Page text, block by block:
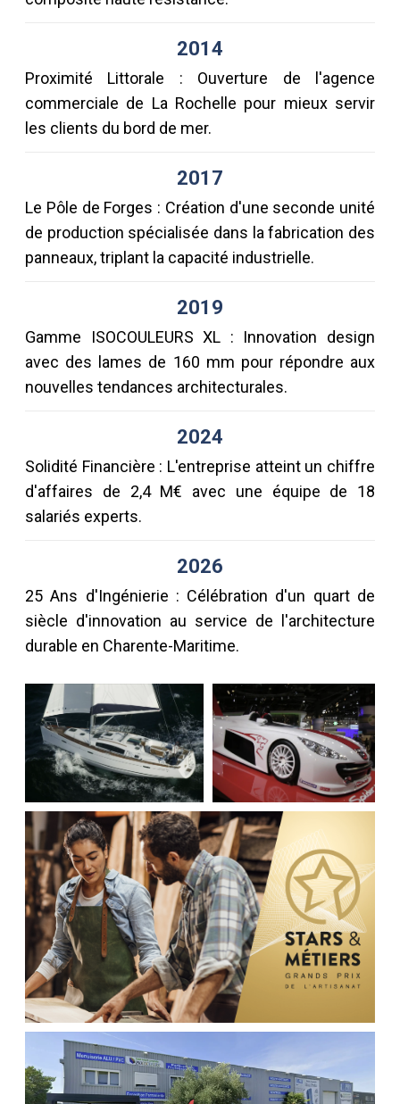
2014
Proximité Littorale : Ouverture de l'agence
commerciale de La Rochelle pour mieux servir
les clients du bord de mer.
2017
Le Pôle de Forges : Création d'une seconde unité
de production spécialisée dans la fabrication des
panneaux, triplant la capacité industrielle.
2019
Gamme ISOCOULEURS XL : Innovation design
avec des lames de 160 mm pour répondre aux
nouvelles tendances architecturales.
2024
Solidité Financière : L'entreprise atteint un chiffre
d'affaires de 2,4 M€ avec une équipe de 18
salariés experts.
2026
25 Ans d'Ingénierie : Célébration d'un quart de
siècle d'innovation au service de l'architecture
durable en Charente-Maritime.